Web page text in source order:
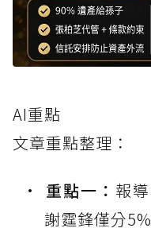
AI重點
文章重點整理：
重點一： 報
謝霆鋒僅分5%